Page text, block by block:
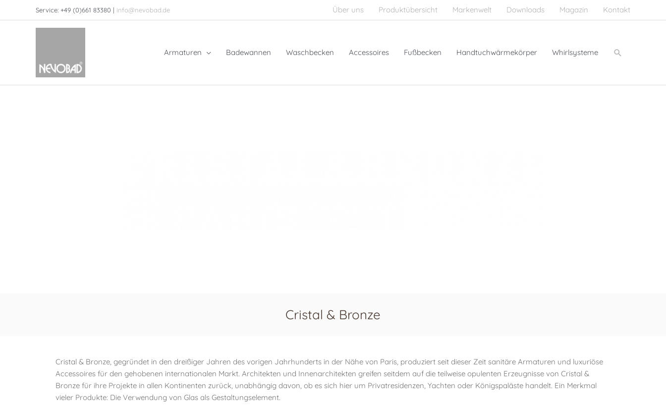
Service: +49 (0)661 83380 | info@nevobad.de Über uns Produktübersicht Markenwelt Downloads Magazin Kontakt
Armaturen Badewannen Waschbecken Accessoires Fußbecken Handtuchwärmekörper Whirlsysteme Suchen
Cristal & Bronze
Cristal & Bronze, gegründet in den dreißiger Jahren des vorigen Jahrhunderts in der Nähe von Paris, produziert seit dieser Zeit sanitäre Armaturen und luxuriöse
Accessoires für den gehobenen internationalen Markt. Architekten und Innenarchitekten greifen seitdem auf die teilweise opulenten Erzeugnisse von Cristal &
Bronze für ihre Projekte in allen Kontinenten zurück, unabhängig davon, ob es sich hier um Privatresidenzen, Yachten oder Königspaläste handelt. Ein Merkmal
vieler Produkte: Die Verwendung von Glas als Gestaltungselement.